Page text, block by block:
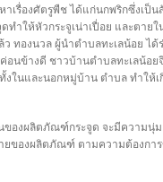
าเรื่องศัตรูพืช ได้แก่นกพริกซึ่งเป็
ำให้หัวกระจูเน่าเปื่อย และตา
ทองนวล ผู้นำตำบลทะเลน้อย ได้
อนข้างดี ชาวบ้านตำบลทะเลน้อย
ในและนอกหมู่บ้าน ตำบล ทำให้
ของผลิตภัณฑ์กระจูด จะมีความนุ่
ยของผลิตภัณฑ์ ตามความต้องก